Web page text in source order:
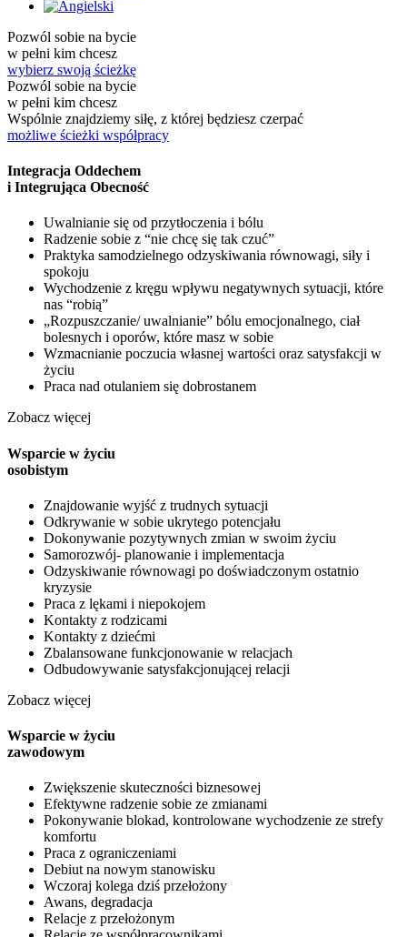
Pozwól sobie na bycie
w pełni kim chcesz
wybierz swoją ścieżkę
Pozwól sobie na bycie
w pełni kim chcesz
Wspólnie znajdziemy siłę, z której będziesz czerpać
możliwe ścieżki współpracy
Integracja Oddechem
i Integrująca Obecność
Uwalnianie się od przytłoczenia i bólu
Radzenie sobie z “nie chcę się tak czuć”
Praktyka samodzielnego odzyskiwania równowagi, siły i
spokoju
Wychodzenie z kręgu wpływu negatywnych sytuacji, które
nas “robią”
„Rozpuszczanie/ uwalnianie” bólu emocjonalnego, ciał
bolesnych i oporów, które masz w sobie
Wzmacnianie poczucia własnej wartości oraz satysfakcji w
życiu
Praca nad otulaniem się dobrostanem
Zobacz więcej
Wsparcie w życiu
osobistym
Znajdowanie wyjść z trudnych sytuacji
Odkrywanie w sobie ukrytego potencjału
Dokonywanie pozytywnych zmian w swoim życiu
Samorozwój- planowanie i implementacja
Odzyskiwanie równowagi po doświadczonym ostatnio
kryzysie
Praca z lękami i niepokojem
Kontakty z rodzicami
Kontakty z dziećmi
Zbalansowane funkcjonowanie w relacjach
Odbudowywanie satysfakcjonującej relacji
Zobacz więcej
Wsparcie w życiu
zawodowym
Zwiększenie skuteczności biznesowej
Efektywne radzenie sobie ze zmianami
Pokonywanie blokad, kontrolowane wychodzenie ze strefy
komfortu
Praca z ograniczeniami
Debiut na nowym stanowisku
Wczoraj kolega dziś przełożony
Awans, degradacja
Relacje z przełożonym